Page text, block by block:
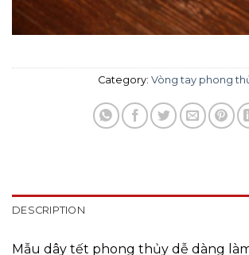
Category: Vòng tay phong
DESCRIPTION
Mẫu dây tết phong thủy dễ dàng